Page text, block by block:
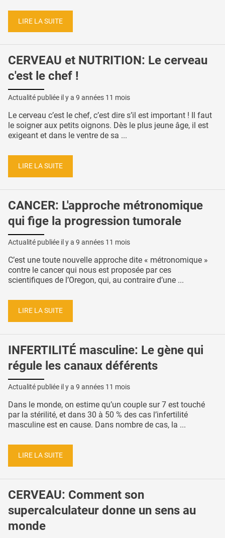
LIRE LA SUITE
CERVEAU et NUTRITION: Le cerveau
c'est le chef !
Actualité publiée il y a 9 années 11 mois
Le cerveau c’est le chef, c’est dire s’il est important ! Il faut
le soigner aux petits oignons. Dès le plus jeune âge, il est
exigeant et dans le ventre de sa ...
LIRE LA SUITE
CANCER: L'approche métronomique
qui fige la progression tumorale
Actualité publiée il y a 9 années 11 mois
C’est une toute nouvelle approche dite « métronomique »
contre le cancer qui nous est proposée par ces
scientifiques de l’Oregon, qui, au contraire d’une ...
LIRE LA SUITE
INFERTILITÉ masculine: Le gène qui
régule les canaux déférents
Actualité publiée il y a 9 années 11 mois
Dans le monde, on estime qu’un couple sur 7 est touché
par la stérilité, et dans 30 à 50 % des cas l’infertilité
masculine est en cause. Dans nombre de cas, la ...
LIRE LA SUITE
CERVEAU: Comment son
supercalculateur donne un sens au
monde